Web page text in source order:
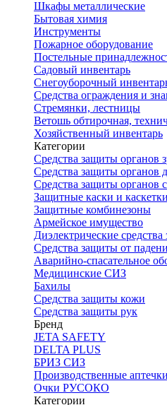
Шкафы металлические
Бытовая химия
Инструменты
Пожарное оборудование
Постельные
Садовый инвентарь
Снегоуборочный
Средства ограждения и
Стремянки, лестницы
Ветошь обтирочная,
Хозяйственный инвентарь
Категории
Средства защиты органов
Средства защиты органов
Средства защиты органов
Защитные каски и каскетки
Защитные комбинезоны
Армейское имущество
Диэлектрические
Средства защиты от
Аварийно-спасательное
Медицинские СИЗ
Бахилы
Средства защиты кожи
Средства защиты рук
Бренд
JETA SAFETY
DELTA PLUS
БРИЗ СИЗ
Производственные
Очки РУСОКО
Категории